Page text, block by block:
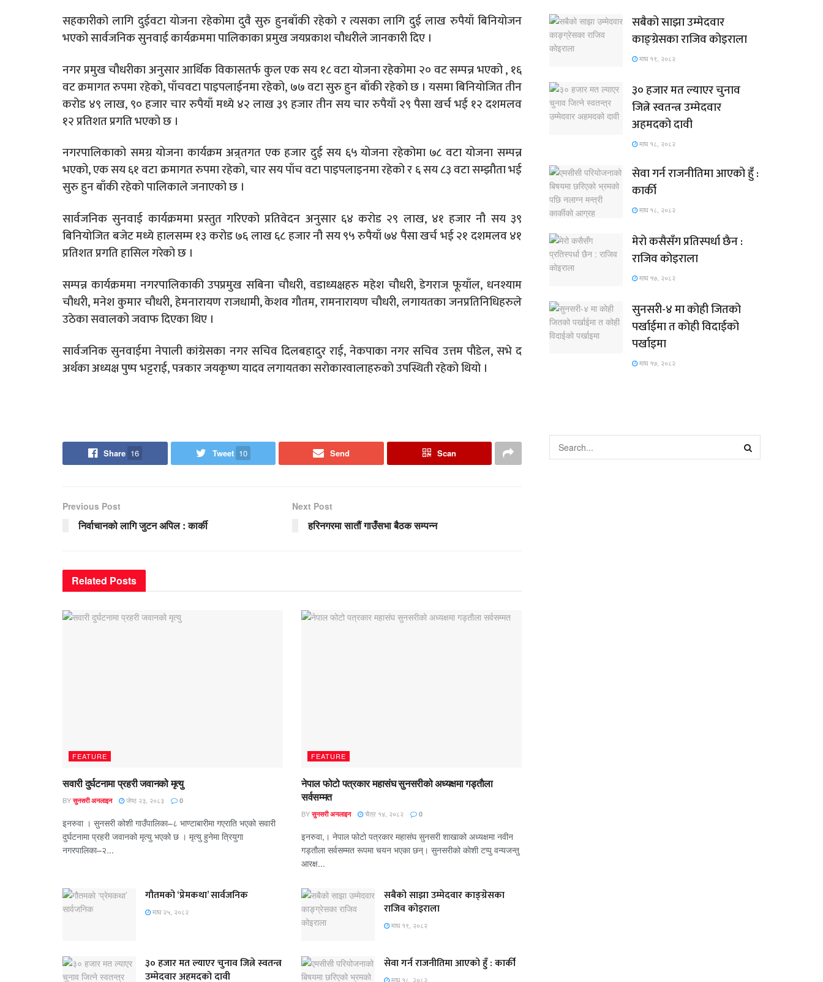
सहकारीको लागि दुईवटा योजना रहेकोमा दुवै सुरु हुनबाँकी रहेको र त्यसका लागि दुई लाख रुपैयाँ बिनियोजन
भएको सार्वजनिक सुनवाई कार्यक्रममा पालिकाका प्रमुख जयप्रकाश चौधरीले जानकारी दिए ।
नगर प्रमुख चौधरीका अनुसार आर्थिक विकासतर्फ कुल एक सय १८ वटा योजना रहेकोमा २० वट सम्पन्न भएको , १६
वट क्रमागत रुपमा रहेको, पाँचवटा पाइपलाईनमा रहेको, ७७ वटा सुरु हुन बाँकी रहेको छ । यसमा बिनियोजित तीन
करोड ४९ लाख, ९० हजार चार रुपैयाँ मध्ये ४२ लाख ३९ हजार तीन सय चार रुपैयाँ २९ पैसा खर्च भई १२ दशमलव
१२ प्रतिशत प्रगति भएको छ ।
नगरपालिकाको समग्र योजना कार्यक्रम अन्र्तगत एक हजार दुई सय ६५ योजना रहेकोमा ७८ वटा योजना सम्पन्न
भएको, एक सय ६१ वटा क्रमागत रुपमा रहेको, चार सय पाँच वटा पाइपलाइनमा रहेको र ६ सय ८३ वटा सम्झौता भई
सुरु हुन बाँकी रहेको पालिकाले जनाएको छ ।
सार्वजनिक सुनवाई कार्यक्रममा प्रस्तुत गरिएको प्रतिवेदन अनुसार ६४ करोड २९ लाख, ४१ हजार नौ सय ३९
बिनियोजित बजेट मध्ये हालसम्म १३ करोड ७६ लाख ६८ हजार नौ सय ९५ रुपैयाँ ७४ पैसा खर्च भई २१ दशमलव ४१
प्रतिशत प्रगति हासिल गरेको छ ।
सम्पन्न कार्यक्रममा नगरपालिकाकी उपप्रमुख सबिना चौधरी, वडाध्यक्षहरु महेश चौधरी, डेगराज फूयाँल, धनश्याम
चौधरी, मनेश कुमार चौधरी, हेमनारायण राजधामी, केशव गौतम, रामनारायण चौधरी, लगायतका जनप्रतिनिधिहरुले
उठेका सवालको जवाफ दिएका थिए ।
सार्वजनिक सुनवाईमा नेपाली कांग्रेसका नगर सचिव दिलबहादुर राई, नेकपाका नगर सचिव उत्तम पौडेल, सभे द
अर्थका अध्यक्ष पुष्प भट्टराई, पत्रकार जयकृष्ण यादव लगायतका सरोकारवालाहरुको उपस्थिती रहेको थियो ।
Share 16 Tweet 10 Send Scan
Previous Post
निर्वाचानको लागि जुटन अपिल : कार्की
Next Post
हरिनगरमा सातौं गाउँसभा बैठक सम्पन्न
Related Posts
FEATURE
सवारी दुर्घटनामा प्रहरी जवानको मृत्यु
BY सुनसरी अनलाइन जेष्ठ २३, २०८३ 0
इनरुवा । सुनसरी कोशी गाउँपालिका–८ भाण्टाबारीमा गएराति भएको सवारी
दुर्घटनामा प्रहरी जवानको मृत्यु भएको छ । मृत्यु हुनेमा त्रियुगा
नगरपालिका–२...
FEATURE
नेपाल फोटो पत्रकार महासंघ सुनसरीको अध्यक्षमा गड्ताैला
सर्वसम्मत
BY सुनसरी अनलाइन चैत्र १४, २०८२ 0
इनरुवा,। नेपाल फोटो पत्रकार महासंघ सुनसरी शाखाको अध्यक्षमा नवीन
गड्ताैला सर्वसम्मत रूपमा चयन भएका छन्। सुनसरीको काेशी टप्पु वन्यजन्तु
आरक्ष...
गौतमको ‘प्रेमकथा’ सार्वजनिक
माघ २५, २०८२
सबैको साझा उम्मेदवार काङ्ग्रेसका
राजिव कोइराला
माघ १९, २०८२
३० हजार मत ल्याएर चुनाव जित्ने स्वतन्त्र
उम्मेदवार अहमदको दावी
सेवा गर्न राजनीतिमा आएको हुँ : कार्की
माघ १८, २०८२
सबैको साझा उम्मेदवार
काङ्ग्रेसका राजिव कोइराला
माघ १९, २०८२
३० हजार मत ल्याएर चुनाव
जित्ने स्वतन्त्र उम्मेदवार
अहमदको दावी
माघ १८, २०८२
सेवा गर्न राजनीतिमा आएको हुँ :
कार्की
माघ १८, २०८२
मेरो कसैसँग प्रतिस्पर्धा छैन :
राजिव कोइराला
माघ १७, २०८२
सुनसरी-४ मा कोही जितको
पर्खाईमा त कोही विदाईको
पर्खाइमा
माघ १७, २०८२